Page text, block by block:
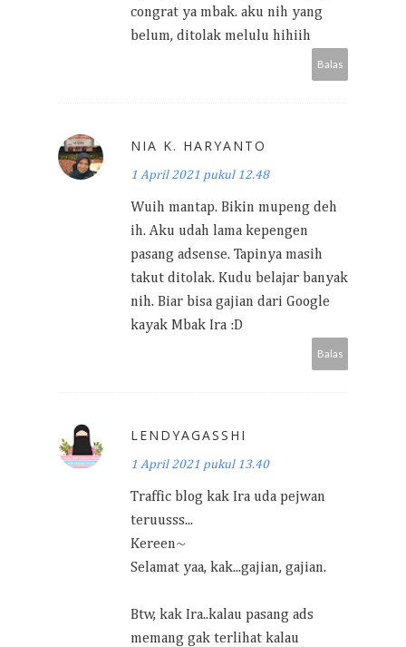
congrat ya mbak. aku nih yang
belum, ditolak melulu hihiih
Balas
NIA K. HARYANTO
1 April 2021 pukul 12.48
Wuih mantap. Bikin mupeng deh
ih. Aku udah lama kepengen
pasang adsense. Tapinya masih
takut ditolak. Kudu belajar banyak
nih. Biar bisa gajian dari Google
kayak Mbak Ira :D
Balas
LENDYAGASSHI
1 April 2021 pukul 13.40
Traffic blog kak Ira uda pejwan
teruusss...
Kereen~
Selamat yaa, kak...gajian, gajian.
Btw, kak Ira..kalau pasang ads
memang gak terlihat kalau